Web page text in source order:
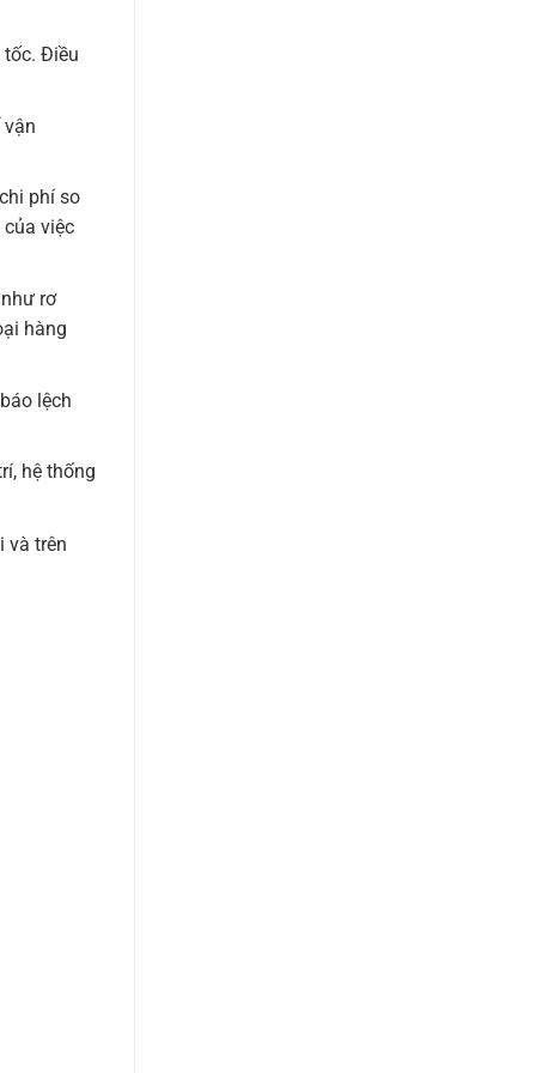
Điều
phí so
việc
rơ
hàng
lệch
hệ thống
và trên